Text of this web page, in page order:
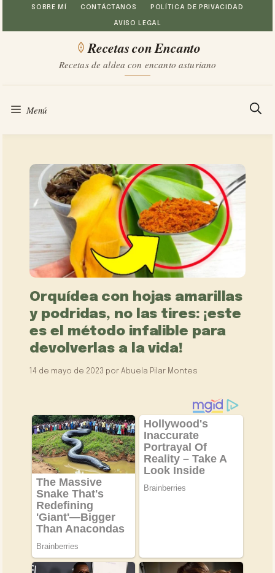
Saltar
al
SOBRE MÍ CONTÁCTANOS POLÍTICA DE PRIVACIDAD
AVISO LEGAL
Recetas con Encanto
Recetas de aldea con encanto asturiano
Menú
Orquídea con hojas amarillas
y podridas, no las tires: ¡este
es el método infalible para
devolverlas a la vida!
14 de mayo de 2023 porAbuela Pilar Montes